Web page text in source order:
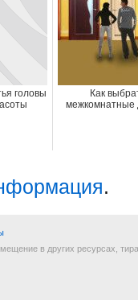
головы
Как
межкомнатные
.
в других ресурсах,